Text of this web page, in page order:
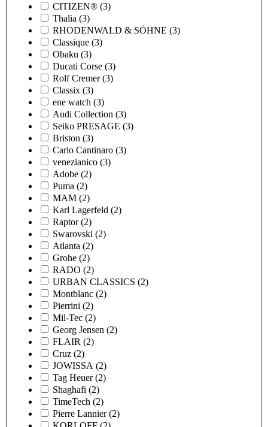
CITIZEN® (3)
Thalia (3)
RHODENWALD & SÖHNE (3)
Classique (3)
Obaku (3)
Ducati Corse (3)
Rolf Cremer (3)
Classix (3)
ene watch (3)
Audi Collection (3)
Seiko PRESAGE (3)
Briston (3)
Carlo Cantinaro (3)
venezianico (3)
Adobe (2)
Puma (2)
MAM (2)
Karl Lagerfeld (2)
Raptor (2)
Swarovski (2)
Atlanta (2)
Grohe (2)
RADO (2)
URBAN CLASSICS (2)
Montblanc (2)
Pierrini (2)
Mil-Tec (2)
Georg Jensen (2)
FLAIR (2)
Cruz (2)
JOWISSA (2)
Tag Heuer (2)
Shaghafi (2)
TimeTech (2)
Pierre Lannier (2)